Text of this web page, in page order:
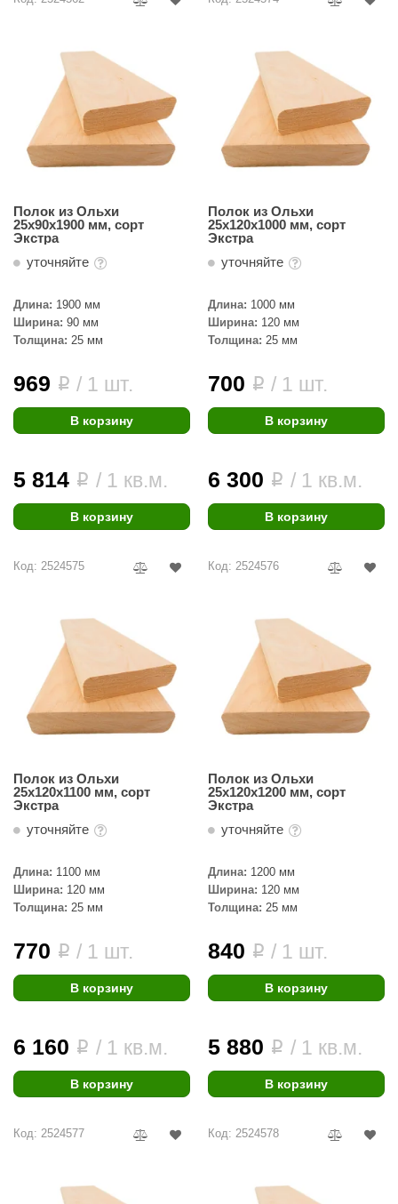
Полок из Ольхи
25х90х1900 мм, сорт
Экстра
уточняйте
Длина: 1900 мм
Ширина: 90 мм
Толщина: 25 мм
969 i / 1 шт.
В корзину
5 814 i / 1 кв.м.
В корзину
Полок из Ольхи
25х120х1000 мм, сорт
Экстра
уточняйте
Длина: 1000 мм
Ширина: 120 мм
Толщина: 25 мм
700 i / 1 шт.
В корзину
6 300 i / 1 кв.м.
В корзину
Код: 2524575
Полок из Ольхи
25х120х1100 мм, сорт
Экстра
уточняйте
Длина: 1100 мм
Ширина: 120 мм
Толщина: 25 мм
770 i / 1 шт.
В корзину
6 160 i / 1 кв.м.
В корзину
Код: 2524576
Полок из Ольхи
25х120х1200 мм, сорт
Экстра
уточняйте
Длина: 1200 мм
Ширина: 120 мм
Толщина: 25 мм
840 i / 1 шт.
В корзину
5 880 i / 1 кв.м.
В корзину
Код: 2524577 Код: 2524578